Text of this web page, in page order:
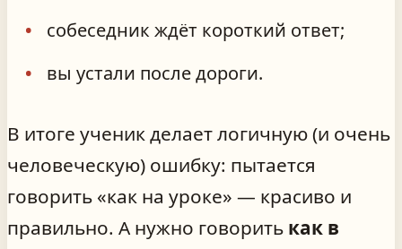
собеседник ждёт короткий ответ;
вы устали после дороги.
В итоге ученик делает логичную (и очень
человеческую) ошибку: пытается
говорить «как на уроке» — красиво и
правильно. А нужно говорить как в